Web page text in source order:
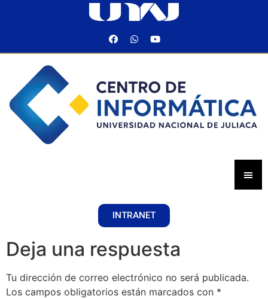
INTRANET
Deja una respuesta
Tu dirección de correo electrónico no será publicada.
Los campos obligatorios están marcados con *